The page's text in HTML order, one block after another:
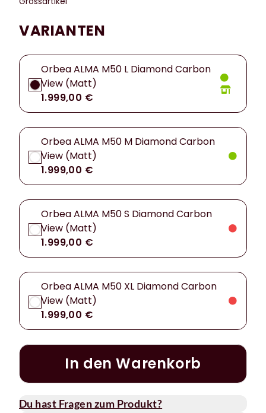
VARIANTEN
Orbea ALMA M50 L Diamond Carbon
View (Matt)
1.999,00 €
Orbea ALMA M50 M Diamond Carbon
View (Matt)
1.999,00 €
Orbea ALMA M50 S Diamond Carbon
View (Matt)
1.999,00 €
Orbea ALMA M50 XL Diamond Carbon
View (Matt)
1.999,00 €
In den Warenkorb
Du hast Fragen zum Produkt?